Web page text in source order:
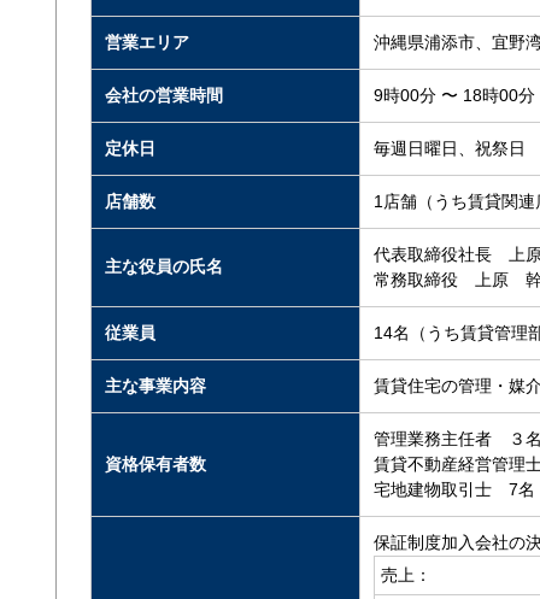
営業エリア 沖縄県浦添市、宜野
会社の営業時間 9時00分 〜 18時00分
定休日 毎週日曜日、祝祭日
店舗数 1店舗（うち賃貸関
主な役員の氏名
代表取締役社長 上
常務取締役 上原
従業員 14名（うち賃貸管理
主な事業内容 賃貸住宅の管理・媒
資格保有者数
管理業務主任者 ３
賃貸不動産経営管理
宅地建物取引士 7名
保証制度加入会社の
売上：